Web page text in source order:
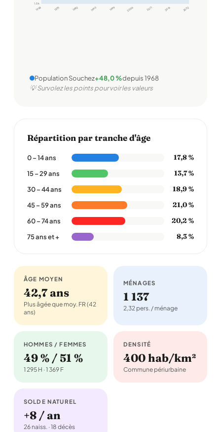
1,5 k
1968 1975 1982 1990 1999 2006 2011 2016 2022
Population Souchez+48,0 %depuis 1968
💡 Survolez les points pour voir les valeurs
Répartition par tranche d'âge
0 – 14 ans 17,8 %
15 – 29 ans 13,7 %
30 – 44 ans 18,9 %
45 – 59 ans 21,0 %
60 – 74 ans 20,2 %
75 ans et + 8,3 %
ÂGE MOYEN
42,7 ans
Plus âgée que moy. FR (42
ans)
MÉNAGES
1 137
2,32 pers. / ménage
HOMMES / FEMMES
49 % / 51 %
1 295 H · 1 369 F
DENSITÉ
400 hab/km²
Commune périurbaine
SOLDE NATUREL
+8 / an
26 naiss. · 18 décès